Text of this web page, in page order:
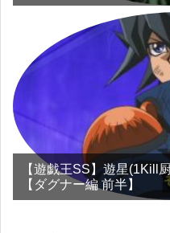
【遊戯王SS】遊星(1Kill
【ダグナー編 前半】